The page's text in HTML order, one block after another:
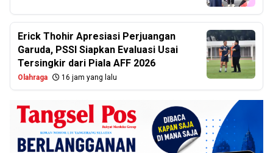
Erick Thohir Apresiasi Perjuangan
Garuda, PSSI Siapkan Evaluasi Usai
Tersingkir dari Piala AFF 2026
Olahraga 16 jam yang lalu